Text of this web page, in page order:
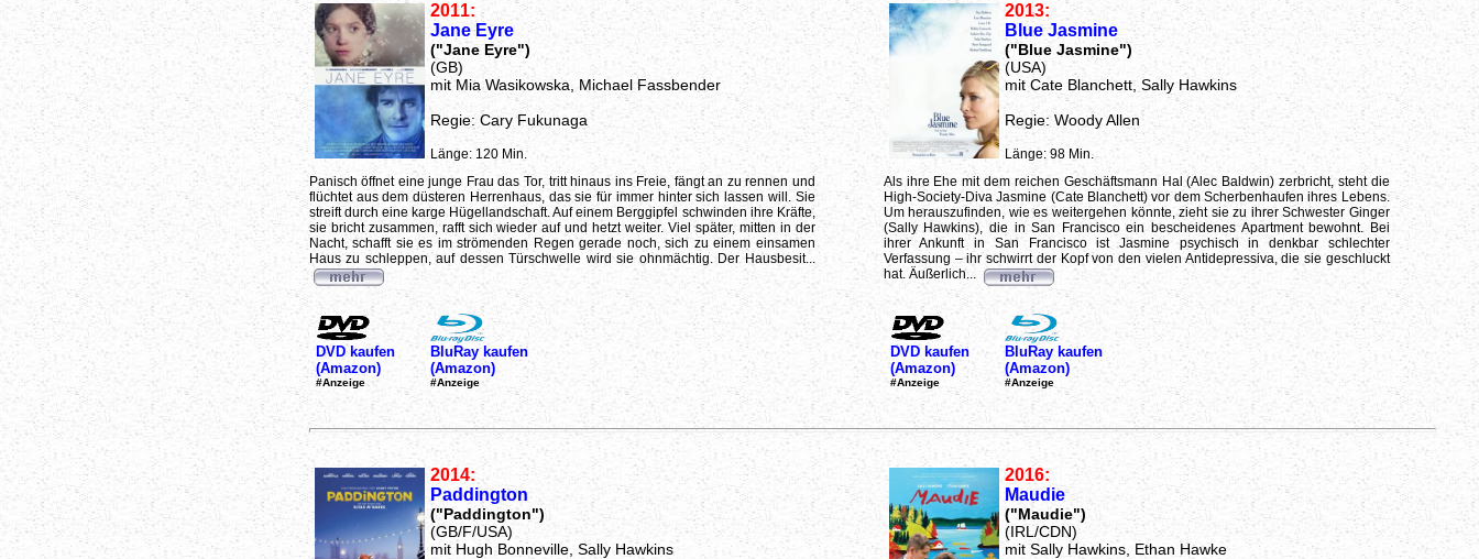
2011:
Jane Eyre
("Jane Eyre")
(GB)
mit Mia Wasikowska, Michael Fassbender
Regie: Cary Fukunaga
Länge: 120 Min.
Panisch öffnet eine junge Frau das Tor, tritt hinaus ins Freie, fängt an zu rennen und
flüchtet aus dem düsteren Herrenhaus, das sie für immer hinter sich lassen will. Sie
streift durch eine karge Hügellandschaft. Auf einem Berggipfel schwinden ihre Kräfte,
sie bricht zusammen, rafft sich wieder auf und hetzt weiter. Viel später, mitten in der
Nacht, schafft sie es im strömenden Regen gerade noch, sich zu einem einsamen
Haus zu schleppen, auf dessen Türschwelle wird sie ohnmächtig. Der Hausbesit...
DVD kaufen
(Amazon)
#Anzeige
BluRay kaufen
(Amazon)
#Anzeige
2013:
Blue Jasmine
("Blue Jasmine")
(USA)
mit Cate Blanchett, Sally Hawkins
Regie: Woody Allen
Länge: 98 Min.
Als ihre Ehe mit dem reichen Geschäftsmann Hal (Alec Baldwin) zerbricht, steht die
High-Society-Diva Jasmine (Cate Blanchett) vor dem Scherbenhaufen ihres Lebens.
Um herauszufinden, wie es weitergehen könnte, zieht sie zu ihrer Schwester Ginger
(Sally Hawkins), die in San Francisco ein bescheidenes Apartment bewohnt. Bei
ihrer Ankunft in San Francisco ist Jasmine psychisch in denkbar schlechter
Verfassung – ihr schwirrt der Kopf von den vielen Antidepressiva, die sie geschluckt
hat. Äußerlich...
DVD kaufen
(Amazon)
#Anzeige
BluRay kaufen
(Amazon)
#Anzeige
2014:
Paddington
("Paddington")
(GB/F/USA)
mit Hugh Bonneville, Sally Hawkins
2016:
Maudie
("Maudie")
(IRL/CDN)
mit Sally Hawkins, Ethan Hawke